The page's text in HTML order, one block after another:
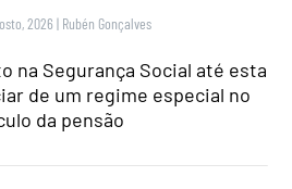
2026 | Rubén Gonçalves
na Segurança Social até esta
de um regime especial no
da pensão